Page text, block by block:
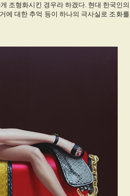
조형화시킨 경우라 하겠다. 현대 한국인의
에 대한 추억 등이 하나의 극사실로 조화를